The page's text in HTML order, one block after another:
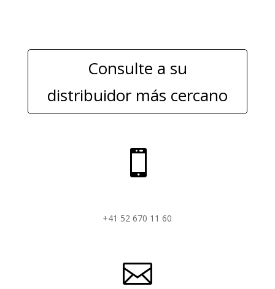
Consulte a su
distribuidor más cercano

+41 52 670 11 60
